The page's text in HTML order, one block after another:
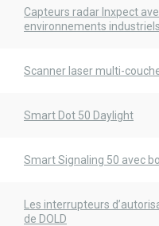
Capteurs radar Inxpect
environnements
Scanner laser multi-
Smart Dot 50 Daylight
Smart Signaling 50 avec
Les interrupteurs
de DOLD